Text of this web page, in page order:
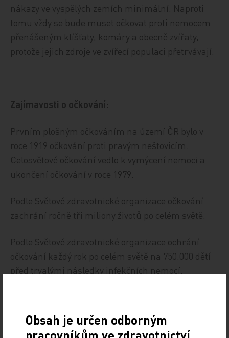
nákazy ve vyspělých zemích minimální. Naproti
tomu vždy se bude muset očkovat proti nemocem
přenášeným klíšťaty, komáry a obecně zvířaty,
protože jejich zdroje ve zvířecí populaci přetrvávají.
Zajímavosti o očkování:
Prvním plošným očkováním na území ČR bylo v
roce 1919 očkování proti pravým neštovicím.
Celosvětové očkování vedlo k vymýcení nemoci a
ukončení očkování v roce 1979.
Podle Světové zdravotnické organizace očkování
zachrání ročně tři miliony životů po celém světě.
Podle Světové zdravotnické organizace ochrání
očkování každý rok po celém světě na 750.000 dětí
před trvalými následky infekčních nemocí.
reakcí větší zátěž než očkování jednotlivými
Obsah je určen odborným